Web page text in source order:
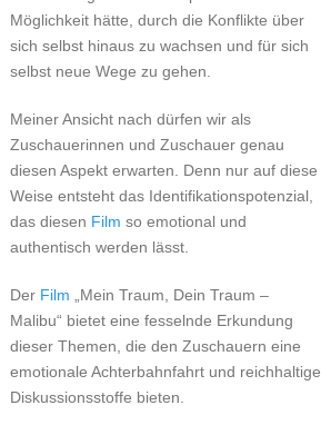
Möglichkeit hätte, durch die Konflikte über
sich selbst hinaus zu wachsen und für sich
selbst neue Wege zu gehen.
Meiner Ansicht nach dürfen wir als
Zuschauerinnen und Zuschauer genau
diesen Aspekt erwarten. Denn nur auf diese
Weise entsteht das Identifikationspotenzial,
das diesen Film so emotional und
authentisch werden lässt.
Der Film „Mein Traum, Dein Traum –
Malibu“ bietet eine fesselnde Erkundung
dieser Themen, die den Zuschauern eine
emotionale Achterbahnfahrt und reichhaltige
Diskussionsstoffe bieten.